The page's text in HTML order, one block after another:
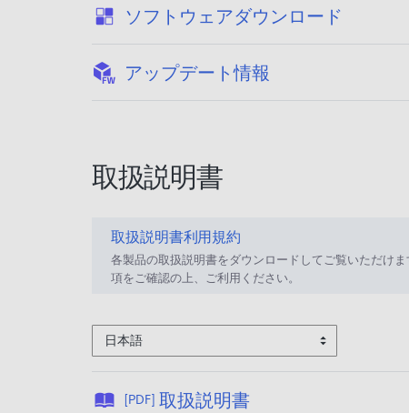
ソフトウェアダウンロード
アップデート情報
取扱説明書
取扱説明書利用規約
各製品の取扱説明書をダウンロードしてご覧いただけ
項をご確認の上、ご利用ください。
日本語
[PDF] 取扱説明書公